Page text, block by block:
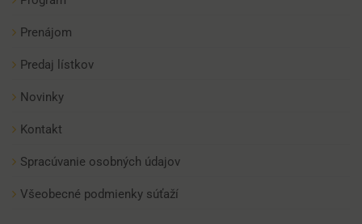
Prenájom
Predaj lístkov
Novinky
Kontakt
Spracúvanie osobných údajov
Všeobecné podmienky súťaží